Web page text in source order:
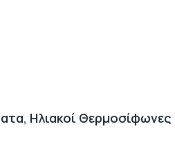
, Ηλιακοί Θερμοσίφωνες